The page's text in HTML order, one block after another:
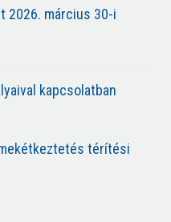
2026. március 30-i
kapcsolatban
térítési